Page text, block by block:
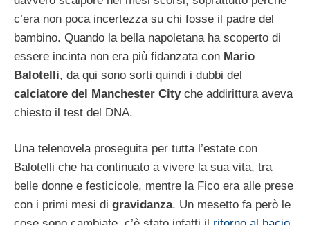
c’era non poca incertezza su chi fosse il padre del
bambino. Quando la bella napoletana ha scoperto di
essere incinta non era più fidanzata con Mario
Balotelli, da qui sono sorti quindi i dubbi del
calciatore del Manchester Cityche addirittura aveva
chiesto il test del DNA.
Una telenovela proseguita per tutta l’estate con
Balotelli che ha continuato a vivere la sua vita, tra
belle donne e festicicole, mentre la Fico era alle prese
con i primi mesi di gravidanza. Un mesetto fa però le